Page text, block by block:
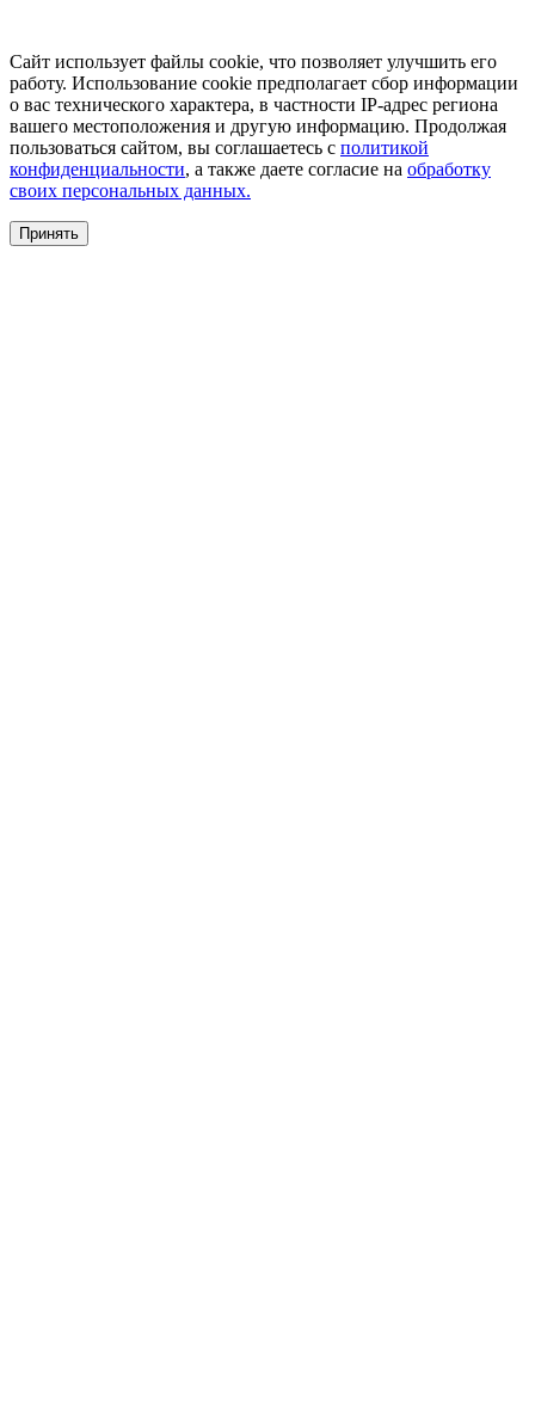
Сайт использует файлы cookie, что позволяет улучшить его
работу. Использование cookie предполагает сбор информации
о вас технического характера, в частности IP-адрес региона
вашего местоположения и другую информацию. Продолжая
пользоваться сайтом, вы соглашаетесь с политикой
конфиденциальности, а также даете согласие на обработку
своих персональных данных.
Принять